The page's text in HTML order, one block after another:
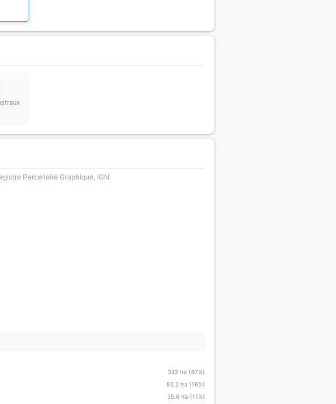
Parcellaire Graphique, IGN.
342 ha (67%)
83.2 ha (16%)
55.6 ha (11%)